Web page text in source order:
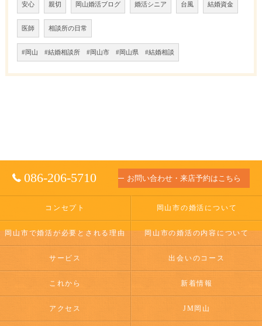
安心 親切 岡山婚活ブログ 婚活シニア 台風 結婚資金
医師 相談所の日常
#岡山 #結婚相談所 #岡山市 #岡山県 #結婚相談
086-206-5710 お問い合わせ・来店予約はこちら
コンセプト 岡山市の婚活について
岡山市で婚活が必要とされる理由 岡山市の婚活の内容について
サービス 出会いのコース
これから 新着情報
アクセス JM岡山